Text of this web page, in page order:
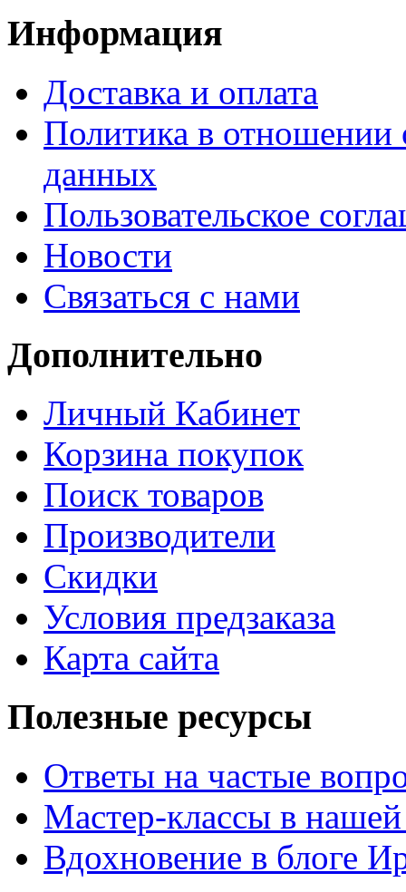
Информация
Доставка и оплата
Политика в отношении
данных
Пользовательское
Новости
Связаться с нами
Дополнительно
Личный Кабинет
Корзина покупок
Поиск товаров
Производители
Скидки
Условия предзаказа
Карта сайта
Полезные ресурсы
Ответы на частые
Мастер-классы в нашей
Вдохновение в блоге